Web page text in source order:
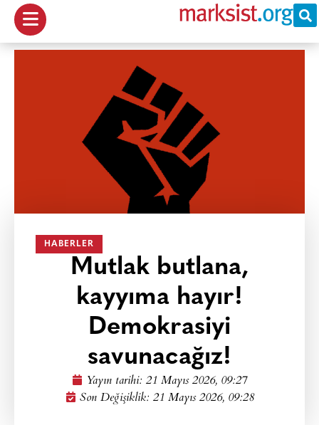
HABERLER
Mutlak butlana,
kayyıma hayır!
Demokrasiyi
savunacağız!
Yayın tarihi: 21 Mayıs 2026, 09:27
Son Değişiklik: 21 Mayıs 2026, 09:28